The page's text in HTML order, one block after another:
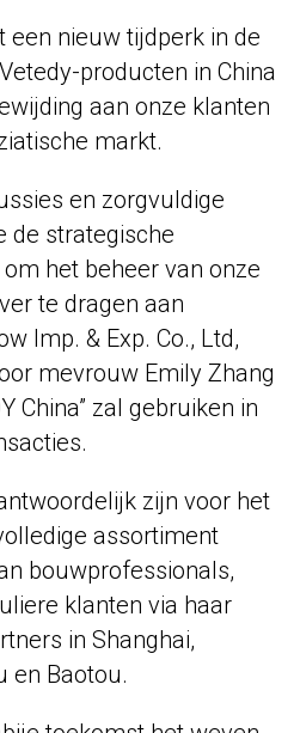
een nieuw tijdperk in de
producten in China
aan onze klanten
markt.
en zorgvuldige
de strategische
het beheer van onze
te dragen aan
Imp. & Exp. Co., Ltd,
mevrouw Emily Zhang
China” zal gebruiken in
zijn voor het
assortiment
bouwprofessionals,
klanten via haar
in Shanghai,
en Baotou.